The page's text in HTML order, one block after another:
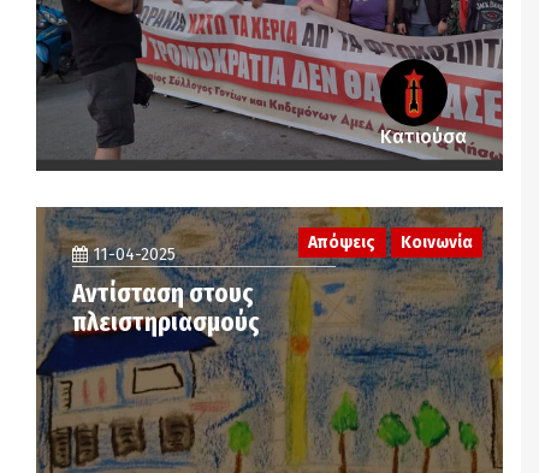
Κατιούσα
11-04-2025
Αντίσταση στους
πλειστηριασμούς
Απόψεις Κοινωνία